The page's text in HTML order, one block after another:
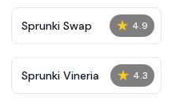
★ 4.9
Sprunki Swap
★ 4.3
Sprunki Vineria